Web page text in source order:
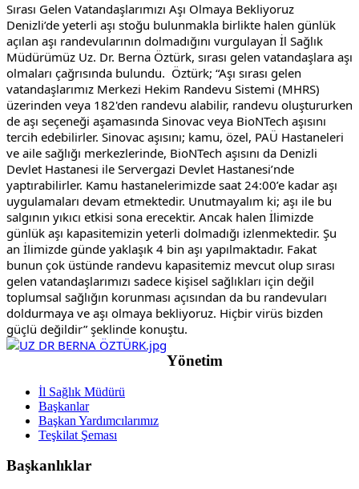
Sırası Gelen Vatandaşlarımızı Aşı Olmaya Bekliyoruz
Denizli’de yeterli aşı stoğu bulunmakla birlikte halen günlük
açılan aşı randevularının dolmadığını vurgulayan İl Sağlık
Müdürümüz Uz. Dr. Berna Öztürk, sırası gelen vatandaşlara aşı
olmaları çağrısında bulundu.  Öztürk; “Aşı sırası gelen
vatandaşlarımız Merkezi Hekim Randevu Sistemi (MHRS)
üzerinden veya 182'den randevu alabilir, randevu oluştururken
de aşı seçeneği aşamasında Sinovac veya BioNTech aşısını
tercih edebilirler. Sinovac aşısını; kamu, özel, PAÜ Hastaneleri
ve aile sağlığı merkezlerinde, BioNTech aşısını da Denizli
Devlet Hastanesi ile Servergazi Devlet Hastanesi’nde
yaptırabilirler. Kamu hastanelerimizde saat 24:00’e kadar aşı
uygulamaları devam etmektedir. Unutmayalım ki; aşı ile bu
salgının yıkıcı etkisi sona erecektir. Ancak halen İlimizde
günlük aşı kapasitemizin yeterli dolmadığı izlenmektedir. Şu
an İlimizde günde yaklaşık 4 bin aşı yapılmaktadır. Fakat
bunun çok üstünde randevu kapasitemiz mevcut olup sırası
gelen vatandaşlarımızı sadece kişisel sağlıkları için değil
toplumsal sağlığın korunması açısından da bu randevuları
doldurmaya ve aşı olmaya bekliyoruz. Hiçbir virüs bizden
güçlü değildir” şeklinde konuştu.
Yönetim
İl Sağlık Müdürü
Başkanlar
Başkan Yardımcılarımız
Teşkilat Şeması
Başkanlıklar